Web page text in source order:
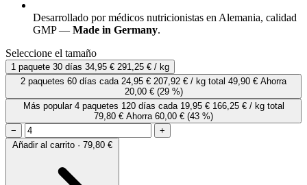
Desarrollado por médicos nutricionistas en Alemania, calidad
GMP — Made in Germany.
Seleccione el tamaño
1 paquete 30 días 34,95 € 291,25 € / kg
2 paquetes 60 días cada 24,95 € 207,92 € / kg total 49,90 € Ahorra
20,00 € (29 %)
Más popular 4 paquetes 120 días cada 19,95 € 166,25 € / kg total
79,80 € Ahorra 60,00 € (43 %)
−
+
Añadir al carrito · 79,80 €